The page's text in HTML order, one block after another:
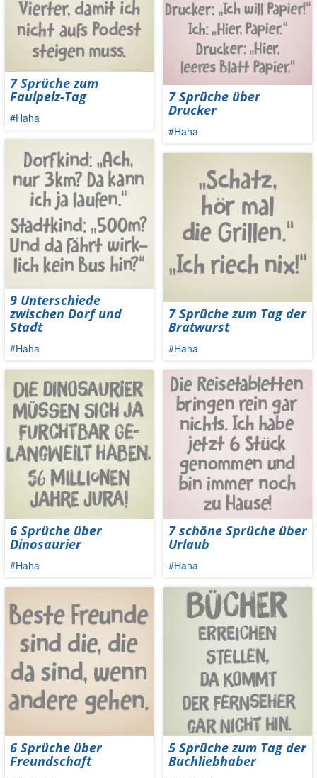
7 Sprüche zum
Faulpelz-Tag
#Haha
9 Unterschiede
zwischen Dorf und
Stadt
#Haha
6 Sprüche über
Dinosaurier
#Haha
6 Sprüche über
Freundschaft
7 Sprüche über
Drucker
#Haha
7 Sprüche zum Tag der
Bratwurst
#Haha
7 schöne Sprüche über
Urlaub
#Haha
5 Sprüche zum Tag der
Buchliebhaber